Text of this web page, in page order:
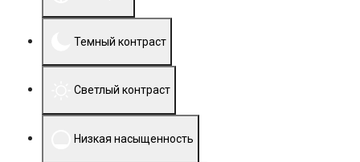
Темный контраст
Светлый контраст
Низкая насыщенность